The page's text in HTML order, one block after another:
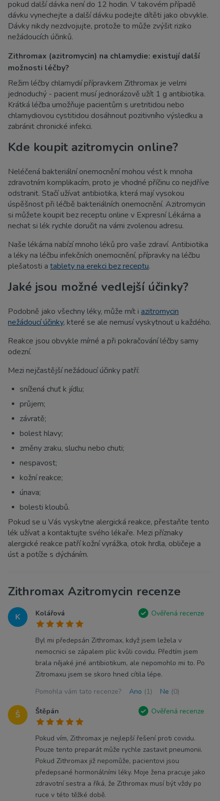
pokud další dávka není do 12 hodin. V takovém případě
dávku vynechejte a další dávku podejte dítěti jako obvykle.
Dávky nikdy nezdvojujte, protože to může zvýšit riziko
nežádoucích účinků.
Zithromax (azitromycin) na chlamydie: existují další
možnosti léčby?
Režim léčby chlamydií přípravkem Zithromax je velmi
jednoduchý - pacient musí jednorázově užít 1 g antibiotika.
Krátká léčba umožňuje pacientům s uretritidou nebo
chlamydiovou cystitidou dosáhnout pozitivního výsledku a
zabránit chronické infekci.
Kde koupit azitromycin online?
Neléčená bakteriální onemocnění mohou vést k mnoha
zdravotním komplikacím, proto je vhodné příčinu co nejdříve
odstranit. Stačí užívat antibiotika, která mají vysokou
úspěšnost při léčbě bakteriálních onemocnění. Azitromycin
si můžete koupit bez receptu online v Expresní Lékárna a
nechat si lék rychle doručit na vámi zvolenou adresu.
Naše lékárna nabízí mnoho léků pro vaše zdraví. Antibiotika
a léky na léčbu infekčních onemocnění, přípravky na léčbu
plešatosti a tablety na erekci bez receptu.
Jaké jsou možné vedlejší účinky?
Podobně jako všechny léky, může mít i azitromycin
nežádoucí účinky, které se ale nemusí vyskytnout u každého.
Reakce jsou obvykle mírné a při pokračování léčby samy
odezní.
Mezi nejčastější nežádoucí účinky patří:
snížená chuť k jídlu;
průjem;
závratě;
bolest hlavy;
změny zraku, sluchu nebo chuti;
nespavost;
kožní reakce;
únava;
bolesti kloubů.
Pokud se u Vás vyskytne alergická reakce, přestaňte tento
lék užívat a kontaktujte svého lékaře. Mezi příznaky
alergické reakce patří kožní vyrážka, otok hrdla, obličeje a
úst a potíže s dýcháním.
Zithromax Azitromycin recenze
K Kolářová Ověřená recenze
Byl mi předepsán Zithromax, když jsem ležela v
nemocnici se zápalem plic kvůli covidu. Předtím jsem
brala nějaké jiné antibiotikum, ale nepomohlo mi to. Po
Zitromaxu jsem se skoro hned cítila lépe.
Pomohla vám tato recenze?
Ano (1) Ne (0)
Š Štěpán Ověřená recenze
Pokud vím, Zithromax je nejlepší řešení proti covidu.
Pouze tento preparát může rychle zastavit pneumonii.
Pokud Zithromax již nepomůže, pacientovi jsou
předepsané hormonálními léky. Moje žena pracuje jako
zdravotní sestra a říká, že Zithromax musí být vždy po
ruce v této těžké době.